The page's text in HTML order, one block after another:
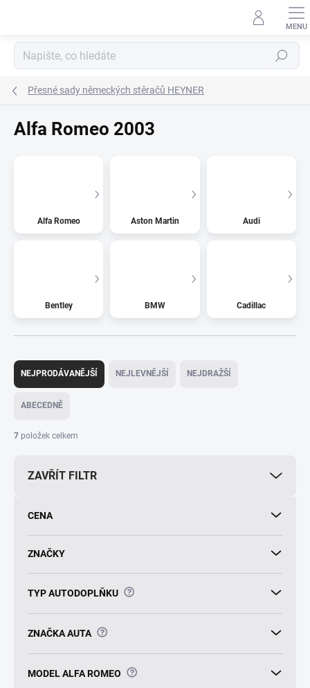
Hledat
Přesné sady německých stěračů HEYNER
Alfa Romeo 2003
Alfa Romeo Aston Martin Audi
Bentley BMW Cadillac
Ř
z
í
NEJPRODÁVANĚJŠÍ NEJLEVNĚJŠÍ NEJDRAŽŠÍ
ABECEDNĚ
7 položek celkem
ZAVŘÍT FILTR
CENA
ZNAČKY
TYP AUTODOPLŇKU ?
ZNAČKA AUTA ?
MODEL ALFA ROMEO ?